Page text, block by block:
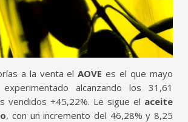
a la venta elAOVE es el que mayo
alcanzando los 31,61
vendidos +45,22%. Le sigue el aceite
, con un incremento del 46,28% y 8,25